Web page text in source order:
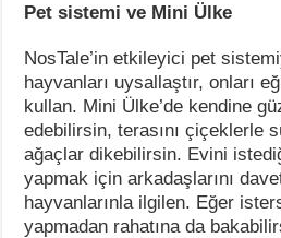
Pet sistemi ve Mini Ülke
NosTale’in etkileyici pet
hayvanları uysallaştır, onları
kullan. Mini Ülke’de kendine
edebilirsin, terasını çiçeklerle
ağaçlar dikebilirsin. Evini
yapmak için arkadaşlarını
hayvanlarınla ilgilen. Eğer
yapmadan rahatına da